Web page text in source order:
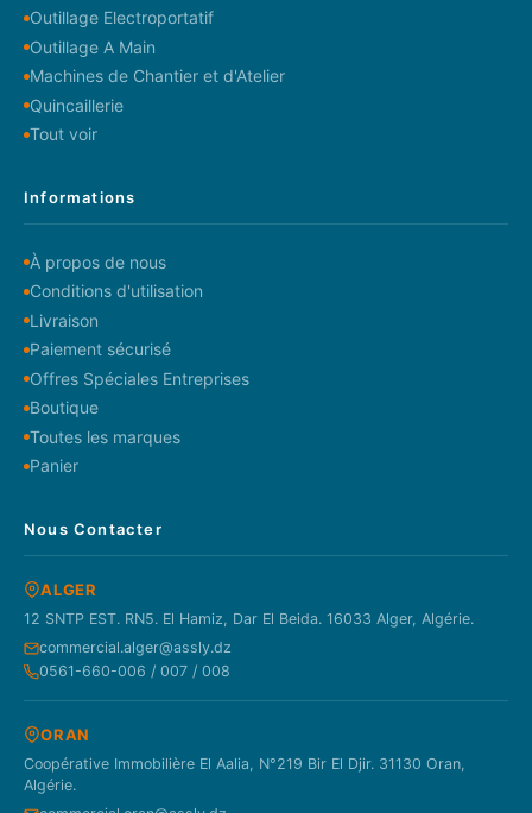
Outillage Electroportatif
Outillage A Main
Machines de Chantier et d'Atelier
Quincaillerie
Tout voir
Informations
À propos de nous
Conditions d'utilisation
Livraison
Paiement sécurisé
Offres Spéciales Entreprises
Boutique
Toutes les marques
Panier
Nous Contacter
ALGER
12 SNTP EST. RN5. El Hamiz, Dar El Beida. 16033 Alger, Algérie.
commercial.alger@assly.dz
0561-660-006 / 007 / 008
ORAN
Coopérative Immobilière El Aalia, N°219 Bir El Djir. 31130 Oran,
Algérie.